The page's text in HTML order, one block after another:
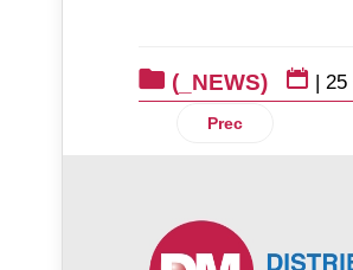
(_NEWS) | 25
Articolo
Prec